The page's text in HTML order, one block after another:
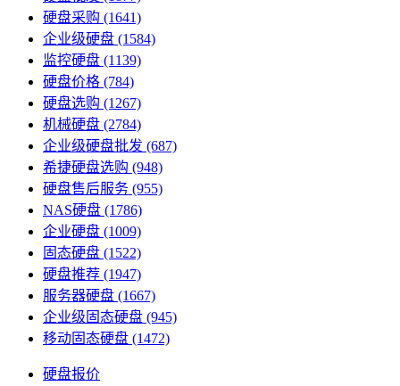
硬盘采购 (1641)
企业级硬盘 (1584)
监控硬盘 (1139)
硬盘价格 (784)
硬盘选购 (1267)
机械硬盘 (2784)
企业级硬盘批发 (687)
希捷硬盘选购 (948)
硬盘售后服务 (955)
NAS硬盘 (1786)
企业硬盘 (1009)
固态硬盘 (1522)
硬盘推荐 (1947)
服务器硬盘 (1667)
企业级固态硬盘 (945)
移动固态硬盘 (1472)
硬盘报价